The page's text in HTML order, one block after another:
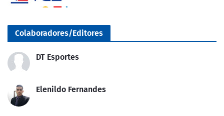
Colaboradores/Editores
DT Esportes
Elenildo Fernandes